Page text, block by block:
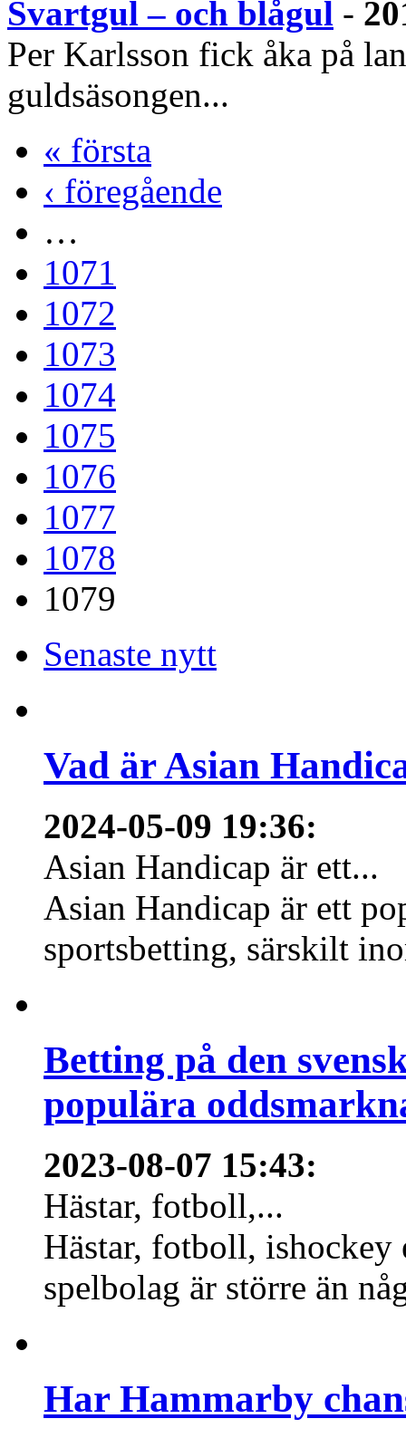
Svartgul – och blågul -
Per Karlsson fick åka på
guldsäsongen...
« första
‹ föregående
…
1071
1072
1073
1074
1075
1076
1077
1078
1079
Senaste nytt
Vad är Asian
2024-05-09 19:36:
Asian Handicap är ett...
Asian Handicap är ett
sportsbetting, särskilt
Betting på den
populära
2023-08-07 15:43:
Hästar, fotboll,...
Hästar, fotboll,
spelbolag är större än
Har Hammarby